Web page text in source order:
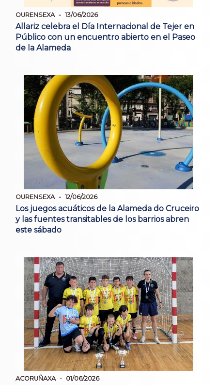
OURENSEXA 13/06/2026
Allariz celebra el Día Internacional de Tejer en
Público con un encuentro abierto en el Paseo
de la Alameda
OURENSEXA 12/06/2026
Los juegos acuáticos de la Alameda do Cruceiro
y las fuentes transitables de los barrios abren
este sábado
ACORUÑAXA 01/06/2026